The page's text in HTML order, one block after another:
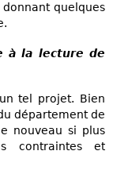
quelques
à la lecture de
tel projet. Bien
département de
nouveau si plus
contraintes et